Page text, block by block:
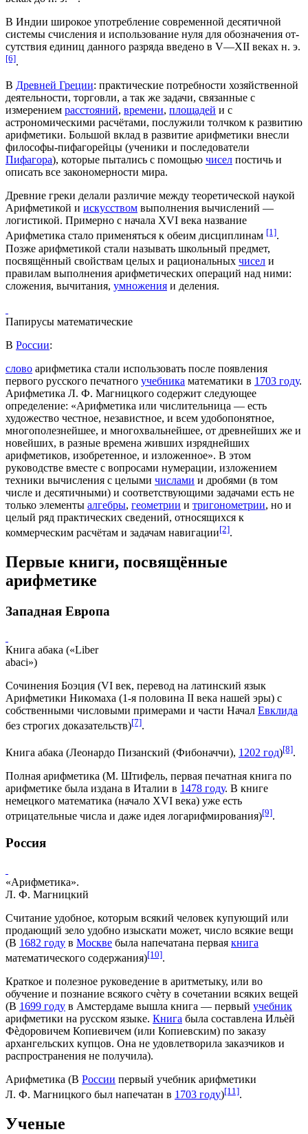
В Индии ши­ро­кое упот­реб­ле­ние современной де­ся­тич­ной
сис­те­мы счисления и ис­поль­зо­ва­ние нуля для обозначения от­
сут­ст­вия еди­ниц дан­но­го раз­ря­да введено в V—XII веках н. э.
[6].
В Древней Греции: практические потребности хозяйственной
деятельности, торговли, а так же задачи, связанные с
измерением расстояний, времени, площадей и с
астрономическими расчётами, послужили толчком к развитию
арифметики. Большой вклад в развитие арифметики внесли
философы-пифагорейцы (ученики и последователи
Пифагора), которые пытались с помощью чисел постичь и
описать все закономерности мира.
Древние греки делали различие между теоретической наукой
Арифметикой и искусством выполнения вычислений —
логистикой. Примерно с начала XVI века название
Арифметика стало применяться к обеим дисциплинам [1].
Позже арифметикой стали называть школьный предмет,
посвящённый свойствам целых и рациональных чисел и
правилам выполнения арифметических операций над ними:
сложения, вычитания, умножения и деления.
Папирусы математические
В России:
слово арифметика стали использовать после появления
первого русского печатного учебника математики в 1703 году.
Арифметика Л. Ф. Магницкого содержит следующее
определение: «Арифметика или числительница — есть
художество честное, независтное, и всем удобопонятное,
многополезнейшее, и многохвальнейшее, от древнейших же и
новейших, в разные времена живших изряднейших
арифметиков, изобретенное, и изложенное». В этом
руководстве вместе с вопросами нумерации, изложением
техники вычисления с целыми числами и дробями (в том
числе и десятичными) и соответствующими задачами есть не
только элементы алгебры, геометрии и тригонометрии, но и
целый ряд практических сведений, относящихся к
коммерческим расчётам и задачам навигации[2].
Первые книги, посвящённые
арифметике
Западная Европа
Книга абака («Liber
abaci»)
Сочинения Боэция (VI век, перевод на латинский язык
Арифметики Никомаха (1-я половина II века нашей эры) с
собственными числовыми примерами и части Начал Евклида
без строгих доказательств)[7].
Книга абака (Леонардо Пизанский (Фибоначчи), 1202 год)[8].
Полная арифметика (М. Штифель, первая печатная книга по
арифметике была издана в Италии в 1478 году. В книге
немецкого математика (начало XVI века) уже есть
отрицательные числа и даже идея логарифмирования)[9].
Россия
«Арифметика».
Л. Ф. Магницкий
Считание удобное, которым всякий человек купующий или
продающий зело удобно изыскати может, число всякие вещи
(В 1682 году в Москве была напечатана первая книга
математического содержания)[10].
Краткое и полезное руковедение в аритметыку, или во
обучение и познание всякого счѐту в сочетании всяких вещей
(В 1699 году в Амстердаме вышла книга — первый учебник
арифметики на русском языке. Книга была составлена Ильѐй
Фѐдоровичем Копиевичем (или Копиевским) по заказу
архангельских купцов. Она не удовлетворила заказчиков и
распространения не получила).
Арифметика (В России первый учебник арифметики
Л. Ф. Магницкого был напечатан в 1703 году)[11].
Ученые